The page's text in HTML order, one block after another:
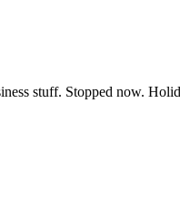
stuff. Stopped now.